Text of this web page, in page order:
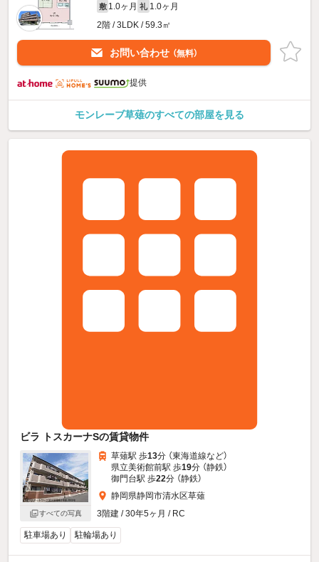
敷 1.0ヶ月 礼 1.0ヶ月
2階 / 3LDK / 59.3㎡
お問い合わせ （無料）
提供
モンレーブ草薙のすべての部屋を見る
ビラ トスカーナSの賃貸物件
すべての写真
草薙駅 歩13分 （東海道線など）
県立美術館前駅 歩19分 （静鉄）
御門台駅 歩22分 （静鉄）
静岡県静岡市清水区草薙
3階建 / 30年5ヶ月 / RC
駐車場あり 駐輪場あり